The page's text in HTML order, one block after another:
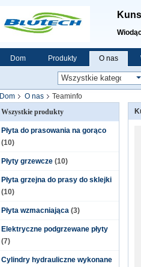
Dom Produkty O nas
Dom O nas
Teaminfo
Wszystkie produkty
Płyta do prasowania na gorąco
(10)
Płyty grzewcze (10)
Płyta grzejna do prasy do sklejki
(10)
Płyta wzmacniająca (3)
Elektryczne podgrzewane płyty
(7)
Cylindry hydrauliczne wykonane